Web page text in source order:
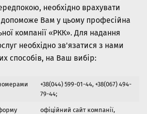
необхідно врахувати
допоможе Вам у цьому професійна
компанії «РКК». Для надання
необхідно зв'язатися з нами
способів, на Ваш вибір:
+38(044) 599-01-44, +38(067) 494-
79-44;
офіційний сайт компанії,